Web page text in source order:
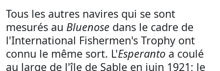
Tous les autres navires qui se sont
mesurés au Bluenose dans le cadre de
l'International Fishermen's Trophy ont
connu le même sort. L'Esperanto a coulé
au large de l'île de Sable en juin 1921; le